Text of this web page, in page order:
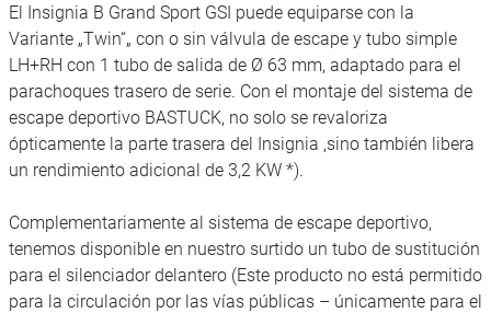
El Insignia B Grand Sport GSI puede equiparse con la
Variante „Twin“„ con o sin válvula de escape y tubo simple
LH+RH con 1 tubo de salida de Ø 63 mm, adaptado para el
parachoques trasero de serie. Con el montaje del sistema de
escape deportivo BASTUCK, no solo se revaloriza
ópticamente la parte trasera del Insignia ,sino también libera
un rendimiento adicional de 3,2 KW *).
Complementariamente al sistema de escape deportivo,
tenemos disponible en nuestro surtido un tubo de sustitución
para el silenciador delantero (Este producto no está permitido
para la circulación por las vías públicas – únicamente para el